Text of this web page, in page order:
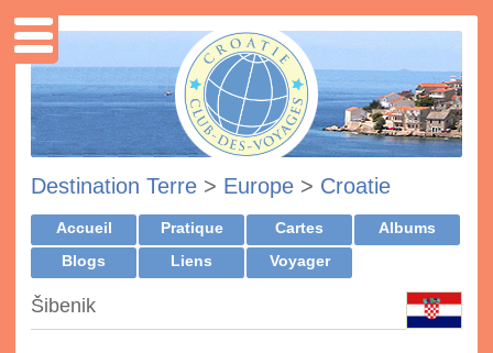
Destination Terre > Europe > Croatie
Accueil Pratique Cartes
Albums
Blogs
Liens Voyager
Šibenik